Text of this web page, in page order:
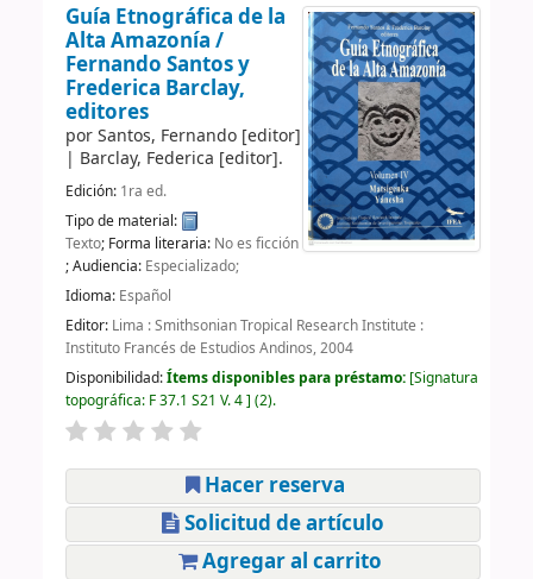
Guía Etnográfica de la
Alta Amazonía /
Fernando Santos y
Frederica Barclay,
editores
porSantos, Fernando[editor]
| Barclay, Federica [editor].
Edición: 1ra ed.
Tipo de material:
Texto; Forma literaria: No es ficción
; Audiencia: Especializado;
Idioma: Español
Editor: Lima : Smithsonian Tropical Research Institute :
Instituto Francés de Estudios Andinos, 2004
Disponibilidad:Ítems disponibles para préstamo: Signatura
topográfica: F 37.1 S21 V. 4 (2).
Hacer reserva
Solicitud de artículo
Agregar al carrito